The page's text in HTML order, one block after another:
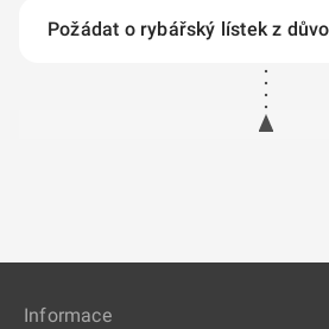
Informace